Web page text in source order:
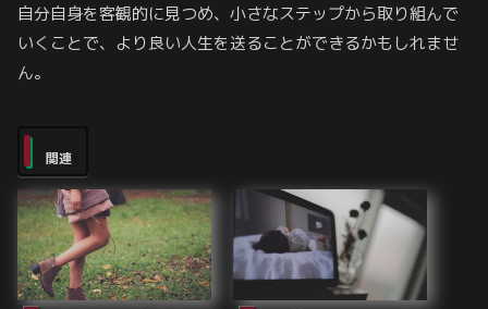
自分自身を客観的に見つめ、小さなステップから取り組んで
いくことで、より良い人生を送ることができるかもしれませ
ん。
関連